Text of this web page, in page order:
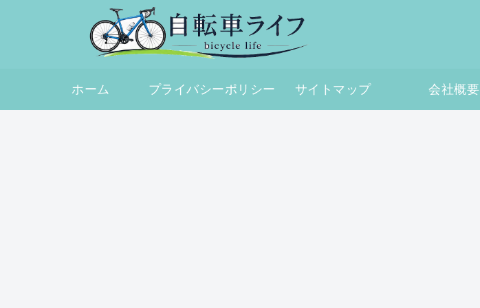
ホーム プライバシーポリシー サイトマップ 会社概要